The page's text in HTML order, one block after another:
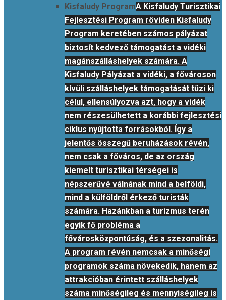
Kisfaludy ProgramA Kisfaludy Turisztikai
Fejlesztési Program röviden Kisfaludy
Program keretében számos pályázat
biztosít kedvező támogatást a vidéki
magánszálláshelyek számára. A
Kisfaludy Pályázat a vidéki, a fővároson
kívüli szálláshelyek támogatását tűzi ki
célul, ellensúlyozva azt, hogy a vidék
nem részesülhetett a korábbi fejlesztési
ciklus nyújtotta forrásokból. Így a
jelentős összegű beruházások révén,
nem csak a főváros, de az ország
kiemelt turisztikai térségei is
népszerűvé válnának mind a belföldi,
mind a külföldről érkező turisták
számára. Hazánkban a turizmus terén
egyik fő probléma a
fővárosközpontúság, és a szezonalitás.
A program révén nemcsak a minőségi
programok száma növekedik, hanem az
attrakcióban érintett szálláshelyek
száma minőségileg és mennyiségileg is